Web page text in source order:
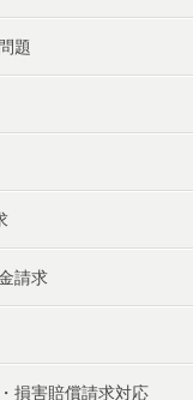
題
請求
損害賠償請求対応